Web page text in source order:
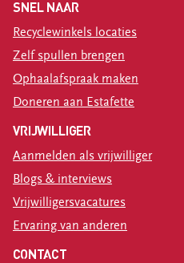
SNEL NAAR
Recyclewinkels locaties
Zelf spullen brengen
Ophaalafspraak maken
Doneren aan Estafette
VRIJWILLIGER
Aanmelden als vrijwilliger
Blogs & interviews
Vrijwilligersvacatures
Ervaring van anderen
CONTACT